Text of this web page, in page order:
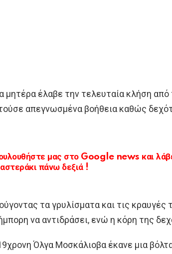
μητέρα έλαβε την τελευταία κλήση από
απεγνωσμένα βοήθεια καθώς
μας στο Google news και
πάνω δεξιά !
τα γρυλίσματα και τις κραυγές
να αντιδράσει, ενώ η κόρη της
Όλγα Μοσκάλιοβα έκανε μια